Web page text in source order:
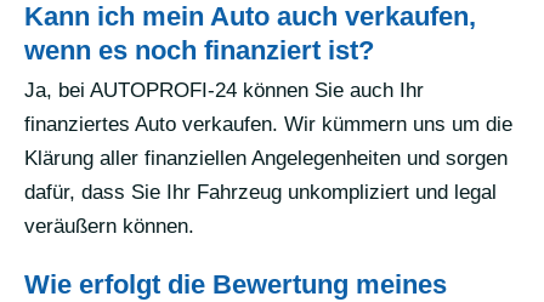
Kann ich mein Auto auch verkaufen,
wenn es noch finanziert ist?
Ja, bei AUTOPROFI-24 können Sie auch Ihr
finanziertes Auto verkaufen. Wir kümmern uns um die
Klärung aller finanziellen Angelegenheiten und sorgen
dafür, dass Sie Ihr Fahrzeug unkompliziert und legal
veräußern können.
Wie erfolgt die Bewertung meines